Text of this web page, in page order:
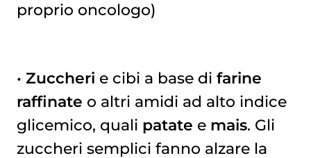
proprio oncologo)
• Zuccheri e cibi a base di farine
raffinate o altri amidi ad alto indice
glicemico, quali patate e mais. Gli
zuccheri semplici fanno alzare la